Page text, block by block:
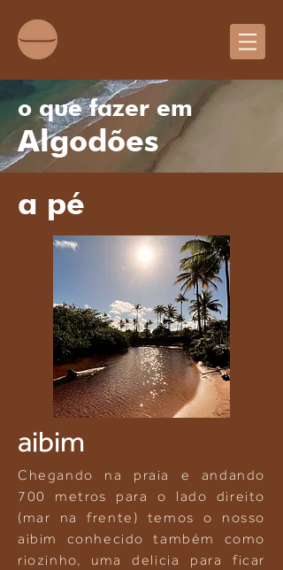
o que fazer em
Algodões
a pé
aibim
Chegando na praia e andando
700 metros para o lado direito
(mar na frente) temos o nosso
aibim conhecido também como
riozinho, uma delicia para ficar